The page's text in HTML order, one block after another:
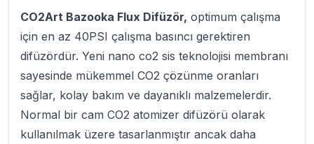
CO2Art Bazooka Flux Difüzör, optimum çalışma
için en az 40PSI çalışma basıncı gerektiren
difüzördür. Yeni nano co2 sis teknolojisi membranı
sayesinde mükemmel CO2 çözünme oranları
sağlar, kolay bakım ve dayanıklı malzemelerdir.
Normal bir cam CO2 atomizer difüzörü olarak
kullanılmak üzere tasarlanmıştır ancak daha